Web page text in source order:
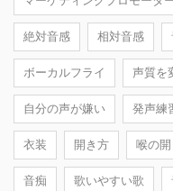
絶対音感 相対音感
ボーカルフライ 声質を
自分の声が嫌い 発声練
衣装 開き方 喉の
音痴 歌いやすい歌